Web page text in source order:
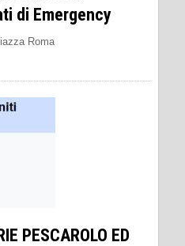
di Emergency
Roma
PESCAROLO ED